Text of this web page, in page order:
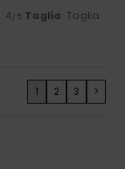
: 4/5 Taglia: Taglia
1 2 3 >